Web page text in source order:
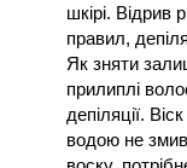
шкірі. Відрив
правил,
Як зняти
прилиплі
депіляції.
водою не